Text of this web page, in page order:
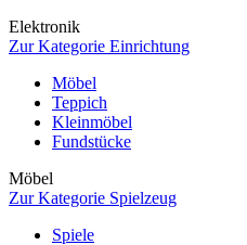
Elektronik
Zur Kategorie Einrichtung
Möbel
Teppich
Kleinmöbel
Fundstücke
Möbel
Zur Kategorie Spielzeug
Spiele